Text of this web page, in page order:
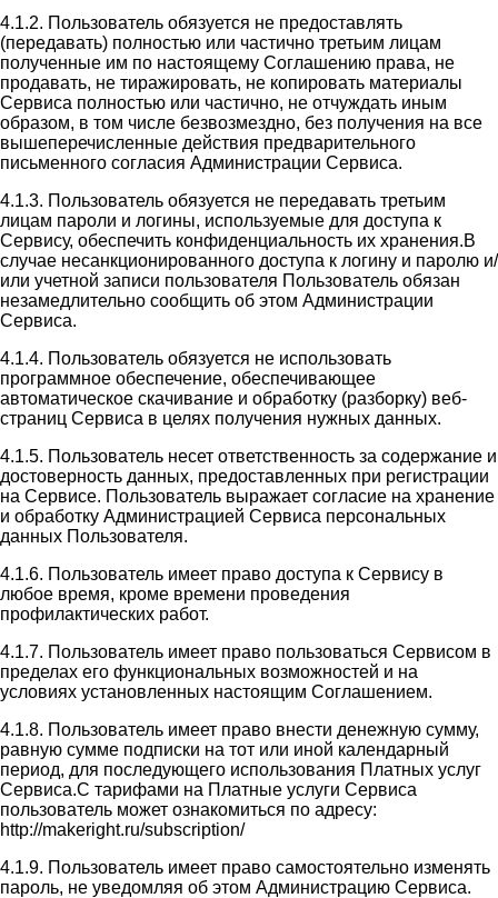
4.1.2. Пользователь обязуется не предоставлять
(передавать) полностью или частично третьим лицам
полученные им по настоящему Соглашению права, не
продавать, не тиражировать, не копировать материалы
Сервиса полностью или частично, не отчуждать иным
образом, в том числе безвозмездно, без получения на все
вышеперечисленные действия предварительного
письменного согласия Администрации Сервиса.
4.1.3. Пользователь обязуется не передавать третьим
лицам пароли и логины, используемые для доступа к
Сервису, обеспечить конфиденциальность их хранения.В
случае несанкционированного доступа к логину и паролю и/
или учетной записи пользователя Пользователь обязан
незамедлительно сообщить об этом Администрации
Сервиса.
4.1.4. Пользователь обязуется не использовать
программное обеспечение, обеспечивающее
автоматическое скачивание и обработку (разборку) веб-
страниц Сервиса в целях получения нужных данных.
4.1.5. Пользователь несет ответственность за содержание и
достоверность данных, предоставленных при регистрации
на Сервисе. Пользователь выражает согласие на хранение
и обработку Администрацией Сервиса персональных
данных Пользователя.
4.1.6. Пользователь имеет право доступа к Сервису в
любое время, кроме времени проведения
профилактических работ.
4.1.7. Пользователь имеет право пользоваться Сервисом в
пределах его функциональных возможностей и на
условиях установленных настоящим Соглашением.
4.1.8. Пользователь имеет право внести денежную сумму,
равную сумме подписки на тот или иной календарный
период, для последующего использования Платных услуг
Сервиса.С тарифами на Платные услуги Сервиса
пользователь может ознакомиться по адресу:
http://makeright.ru/subscription/
4.1.9. Пользователь имеет право самостоятельно изменять
пароль, не уведомляя об этом Администрацию Сервиса.